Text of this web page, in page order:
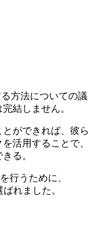
方法についての議
結しません。
ができれば、彼ら
活用することで、
る。
行うために、
ばれました。